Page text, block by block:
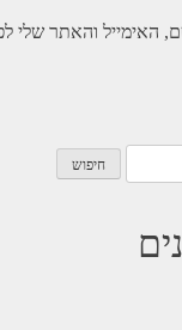
האימייל והאתר שלי